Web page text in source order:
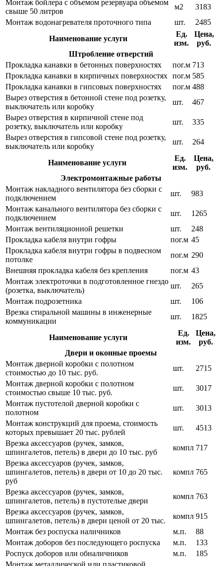
Монтаж бойлера с объемом резервуара объемом
свыше 50 литров
м2
3183
Монтаж водонагревателя проточного типа
шт.
2485
Наименование услуги
Ед.
изм.
Цена,
руб.
Штробление отверстий
Прокладка канавки в бетонных поверхностях
пог.м 713
Прокладка канавки в кирпичных поверхностях пог.м 585
Прокладка канавки в гипсовых поверхностях
пог.м 488
Вырез отверстия в бетонной стене под розетку,
выключатель или коробку
шт.
467
Вырез отверстия в кирпичной стене под
розетку, выключатель или коробку
шт.
335
Вырез отверстия в гипсовой стене под розетку,
выключатель или коробку
шт. 264
Наименование услуги
Ед.
изм.
Цена,
руб.
Электромонтажные работы
Монтаж накладного вентилятора без сборки с
подключением
шт.
983
Монтаж канального вентилятора без сборки с
подключением
шт.
1265
Монтаж вентиляционной решетки
шт.
248
Прокладка кабеля внутри гофры
пог.м 45
Прокладка кабеля внутри гофры в подвесном
потолке
пог.м 290
Внешняя прокладка кабеля без крепления
пог.м 43
Монтаж электроточки в подготовленное гнездо
(розетка, выключатель)
шт.
265
Монтаж подрозетника
шт.
106
Врезка стиральной машины в инженерные
коммуникации
шт. 1825
Наименование услуги
Ед.
изм.
Цена,
руб.
Двери и оконные проемы
Монтаж дверной коробки с полотном
стоимостью до 10 тыс. руб.
шт.
2715
Монтаж дверной коробки с полотном
стоимостью свыше 10 тыс. руб.
шт.
3017
Монтаж пустотелой дверной коробки с
полотном
шт.
3013
Монтаж конструкций для проема, стоимость
которых превышает 20 тыс. рублей
шт.
4513
Врезка аксессуаров (ручек, замков,
шпингалетов, петель) в двери до 10 тыс. руб
компл 717
Врезка аксессуаров (ручек, замков,
шпингалетов, петель) в двери от 10 до 20 тыс.
руб
компл 765
Врезка аксессуаров (ручек, замков,
шпингалетов, петель) в пустотелые двери
компл 763
Врезка аксессуаров (ручек, замков,
шпингалетов, петель) в двери ценой от 20 тыс.
компл 915
Монтаж без роспуска наличников
м.п.
88
Монтаж доборов без последующего роспуска
м.п.
133
Роспуск доборов или обналичников
м.п.
185